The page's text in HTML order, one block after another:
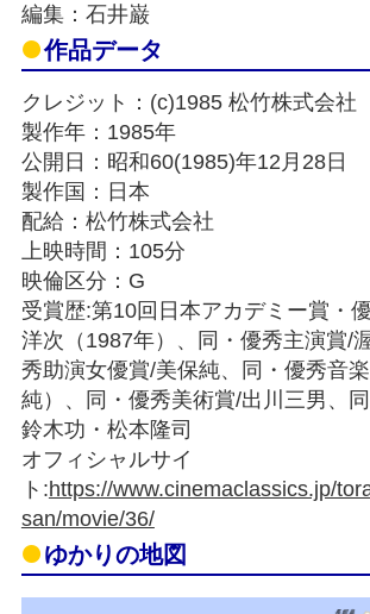
編集：石井巌
作品データ
クレジット：(c)1985 松竹株式会社
製作年：1985年
公開日：昭和60(1985)年12月28日
製作国：日本
配給：松竹株式会社
上映時間：105分
映倫区分：G
受賞歴:第10回日本アカデミー賞・
洋次（1987年）、同・優秀主演賞/
秀助演女優賞/美保純、同・優秀音
純）、同・優秀美術賞/出川三男、
鈴木功・松本隆司
オフィシャルサイ
ト:https://www.cinemaclassics.jp/
san/movie/36/
ゆかりの地図